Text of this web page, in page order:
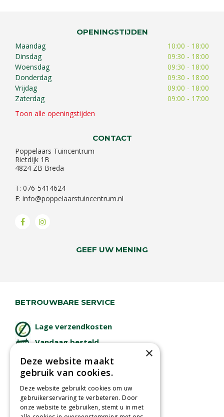
OPENINGSTIJDEN
Maandag
10:00 - 18:00
Dinsdag
09:30 - 18:00
Woensdag
09:30 - 18:00
Donderdag
09:30 - 18:00
Vrijdag
09:00 - 18:00
Zaterdag
09:00 - 17:00
Toon alle openingstijden
CONTACT
Poppelaars Tuincentrum
Rietdijk 1B
4824 ZB Breda
T: 076-5414624
E: info@poppelaarstuincentrum.nl
GEEF UW MENING
BETROUWBARE SERVICE
Lage verzendkosten
Vandaag besteld
Afhalen in tuincentrum
Betaal veilig
met iDeal - Wero
×
Deze website maakt
gebruik van cookies.
Deze website gebruikt cookies om uw
gebruikerservaring te verbeteren. Door
onze website te gebruiken, stemt u in met